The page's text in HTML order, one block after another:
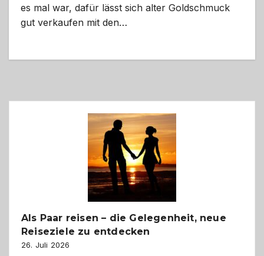
es mal war, dafür lässt sich alter Goldschmuck
gut verkaufen mit den…
Als Paar reisen – die Gelegenheit, neue
Reiseziele zu entdecken
26. Juli 2026